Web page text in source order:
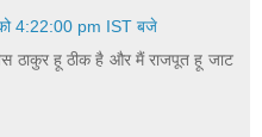
4:22:00 pm IST बजे
ठाकुर हू ठीक है और मैं राजपूत हू जाट